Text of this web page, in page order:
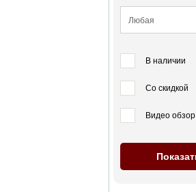
В наличии
Со скидкой
Видео обзор